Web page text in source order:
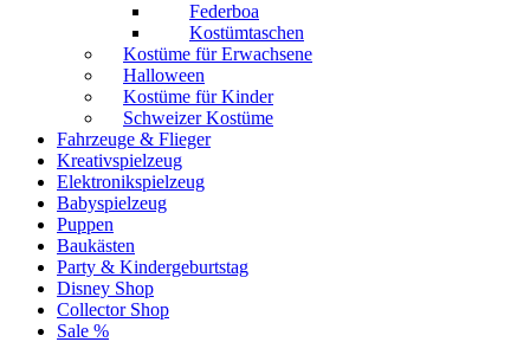
Federboa
Kostümtaschen
Kostüme für Erwachsene
Halloween
Kostüme für Kinder
Schweizer Kostüme
Fahrzeuge & Flieger
Kreativspielzeug
Elektronikspielzeug
Babyspielzeug
Puppen
Baukästen
Party & Kindergeburtstag
Disney Shop
Collector Shop
Sale %